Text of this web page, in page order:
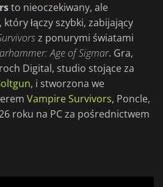
to nieoczekiwany, ale
łączy szybki, zabijający
z ponurymi światami
Age of Sigmar. Gra,
Digital, studio stojące za
, i stworzona we
Vampire Survivors, Poncle,
roku na PC za pośrednictwem